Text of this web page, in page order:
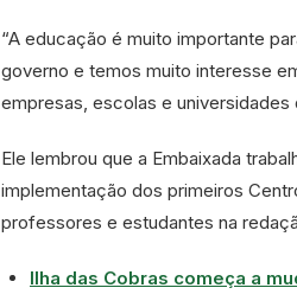
“A educação é muito importante
governo e temos muito interesse
empresas, escolas e
Ele lembrou que a Embaixada
implementação dos primeiros
professores e estudantes na
Ilha das Cobras começa a